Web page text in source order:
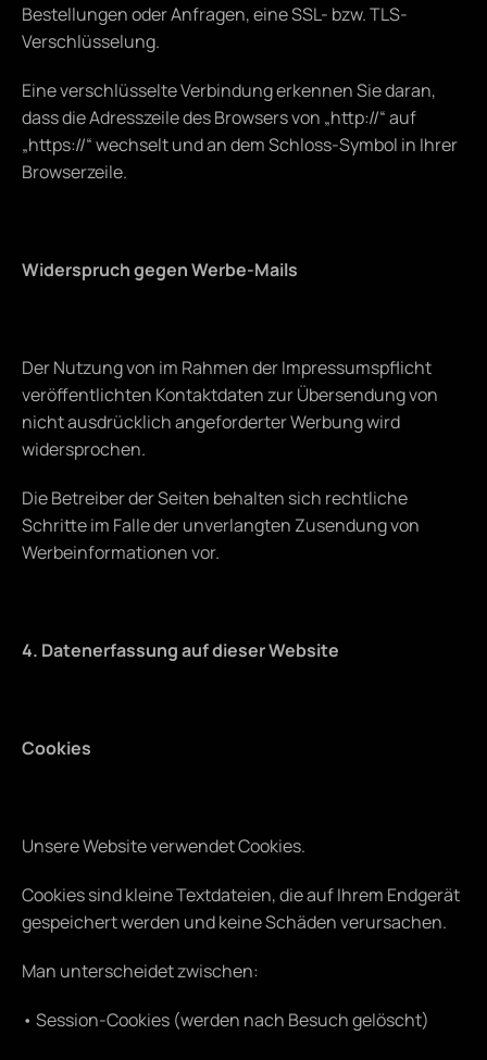
Bestellungen oder Anfragen, eine SSL- bzw. TLS-
Verschlüsselung.
Eine verschlüsselte Verbindung erkennen Sie daran,
dass die Adresszeile des Browsers von „http://“ auf
„https://“ wechselt und an dem Schloss-Symbol in Ihrer
Browserzeile.
Widerspruch gegen Werbe-Mails
Der Nutzung von im Rahmen der Impressumspflicht
veröffentlichten Kontaktdaten zur Übersendung von
nicht ausdrücklich angeforderter Werbung wird
widersprochen.
Die Betreiber der Seiten behalten sich rechtliche
Schritte im Falle der unverlangten Zusendung von
Werbeinformationen vor.
4. Datenerfassung auf dieser Website
Cookies
Unsere Website verwendet Cookies.
Cookies sind kleine Textdateien, die auf Ihrem Endgerät
gespeichert werden und keine Schäden verursachen.
Man unterscheidet zwischen:
• Session-Cookies (werden nach Besuch gelöscht)